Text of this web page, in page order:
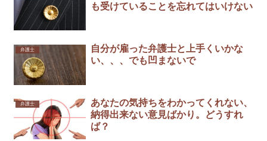
も受けていることを忘れてはいけない
弁護士
自分が雇った弁護士と上手くいかな
い、、、でも凹まないで
弁護士
あなたの気持ちをわかってくれない、
納得出来ない意見ばかり。どうすれ
ば？